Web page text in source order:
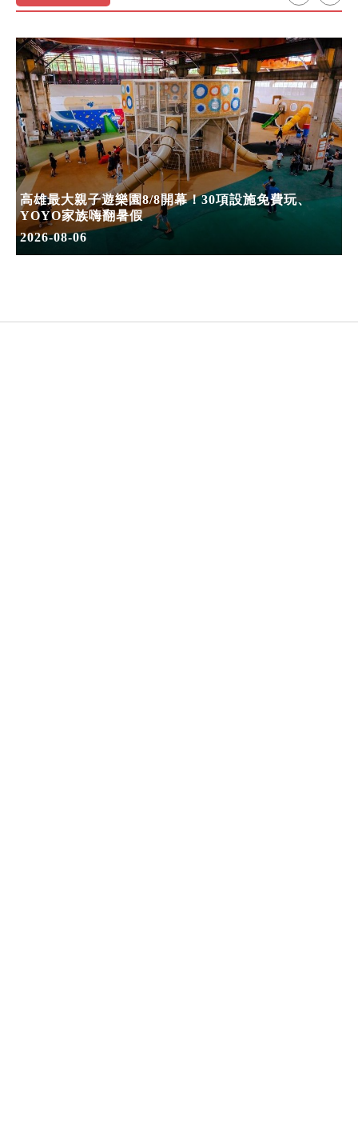
高雄最大親子遊樂園8/8開幕！30項設施免費玩、
YOYO家族嗨翻暑假
2026-08-06